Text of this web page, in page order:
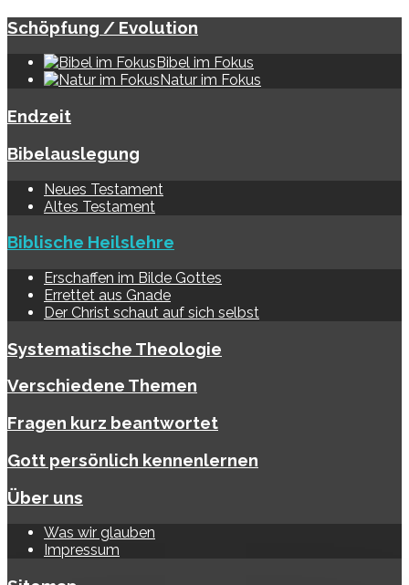
Schöpfung / Evolution
Bibel im Fokus
Natur im Fokus
Endzeit
Bibelauslegung
Neues Testament
Altes Testament
Biblische Heilslehre
Erschaffen im Bilde Gottes
Errettet aus Gnade
Der Christ schaut auf sich selbst
Systematische Theologie
Verschiedene Themen
Fragen kurz beantwortet
Gott persönlich kennenlernen
Über uns
Was wir glauben
Impressum